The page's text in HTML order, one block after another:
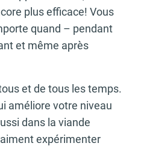
plus efficace! Vous
quand – pendant
et même après
et de tous les temps.
améliore votre niveau
dans la viande
expérimenter